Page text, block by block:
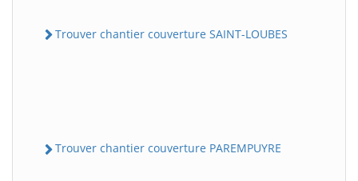
Trouver chantier couverture SAINT-LOUBES
Trouver chantier couverture PAREMPUYRE